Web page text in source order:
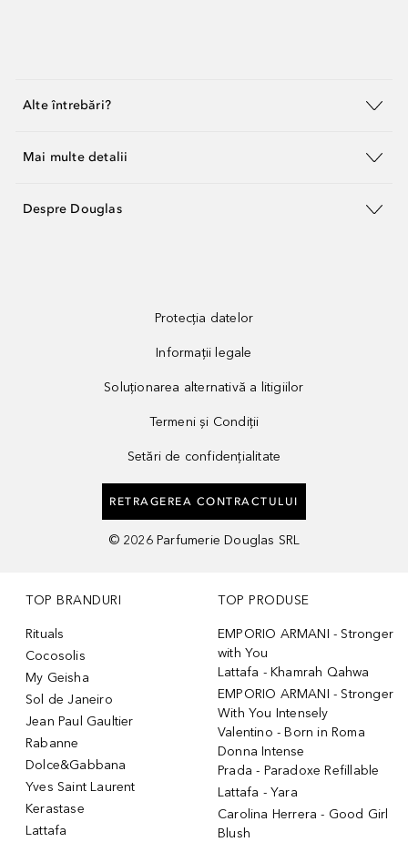
Alte întrebări?
Mai multe detalii
Despre Douglas
Protecția datelor
Informații legale
Soluționarea alternativă a litigiilor
Termeni și Condiții
Setări de confidențialitate
RETRAGEREA CONTRACTULUI
© 2026 Parfumerie Douglas SRL
TOP BRANDURI
Rituals
Cocosolis
My Geisha
Sol de Janeiro
Jean Paul Gaultier
Rabanne
Dolce&Gabbana
Yves Saint Laurent
Kerastase
Lattafa
TOP PRODUSE
EMPORIO ARMANI - Stronger
with You
Lattafa - Khamrah Qahwa
EMPORIO ARMANI - Stronger
With You Intensely
Valentino - Born in Roma
Donna Intense
Prada - Paradoxe Refillable
Lattafa - Yara
Carolina Herrera - Good Girl
Blush